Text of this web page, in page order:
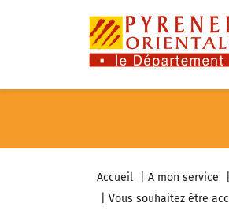
Accueil A mon service
Vous souhaitez être